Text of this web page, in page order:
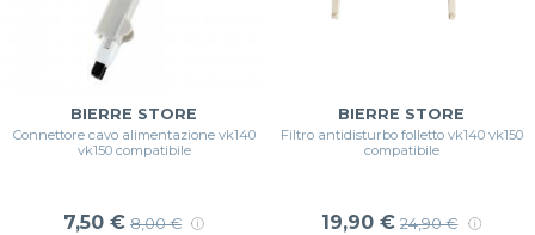
BIERRE STORE
Connettore cavo alimentazione vk140
vk150 compatibile
7,50 € 8,00 €
BIERRE STORE
Filtro antidisturbo folletto vk140 vk150
compatibile
19,90 € 24,90 €